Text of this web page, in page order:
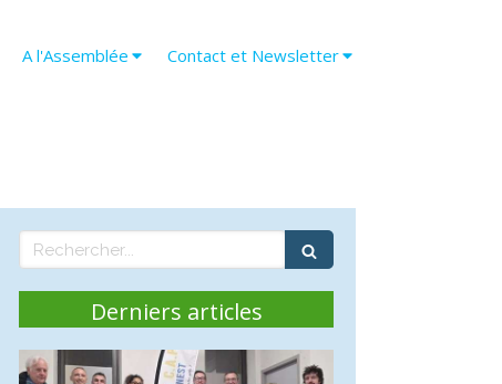
A l'Assemblée Contact et Newsletter
Rechercher
Derniers articles